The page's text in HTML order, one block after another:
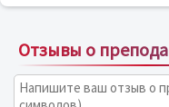
Отзывы о